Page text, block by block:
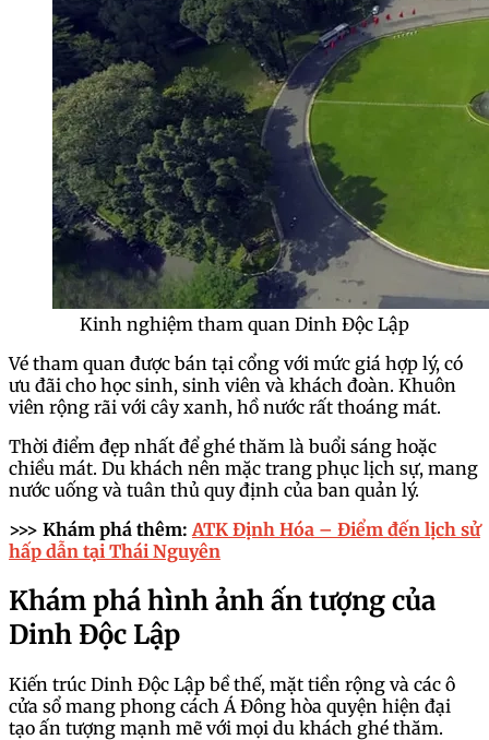
Kinh nghiệm tham quan Dinh Độc Lập
Vé tham quan được bán tại cổng với mức giá hợp lý, có
ưu đãi cho học sinh, sinh viên và khách đoàn. Khuôn
viên rộng rãi với cây xanh, hồ nước rất thoáng mát.
Thời điểm đẹp nhất để ghé thăm là buổi sáng hoặc
chiều mát. Du khách nên mặc trang phục lịch sự, mang
nước uống và tuân thủ quy định của ban quản lý.
>>> Khám phá thêm:ATK Định Hóa – Điểm đến lịch sử
hấp dẫn tại Thái Nguyên
Khám phá hình ảnh ấn tượng của
Dinh Độc Lập
Kiến trúc Dinh Độc Lập bề thế, mặt tiền rộng và các ô
cửa sổ mang phong cách Á Đông hòa quyện hiện đại
tạo ấn tượng mạnh mẽ với mọi du khách ghé thăm.